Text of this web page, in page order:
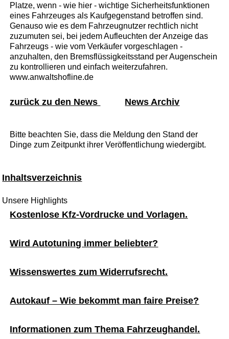
Platze, wenn - wie hier - wichtige Sicherheitsfunktionen
eines Fahrzeuges als Kaufgegenstand betroffen sind.
Genauso wie es dem Fahrzeugnutzer rechtlich nicht
zuzumuten sei, bei jedem Aufleuchten der Anzeige das
Fahrzeugs - wie vom Verkäufer vorgeschlagen -
anzuhalten, den Bremsflüssigkeitsstand per Augenschein
zu kontrollieren und einfach weiterzufahren.
www.anwaltshofline.de
zurück zu den News News Archiv
Bitte beachten Sie, dass die Meldung den Stand der
Dinge zum Zeitpunkt ihrer Veröffentlichung wiedergibt.
Inhaltsverzeichnis
Unsere Highlights
Kostenlose Kfz-Vordrucke und Vorlagen.
Wird Autotuning immer beliebter?
Wissenswertes zum Widerrufsrecht.
Autokauf – Wie bekommt man faire Preise?
Informationen zum Thema Fahrzeughandel.